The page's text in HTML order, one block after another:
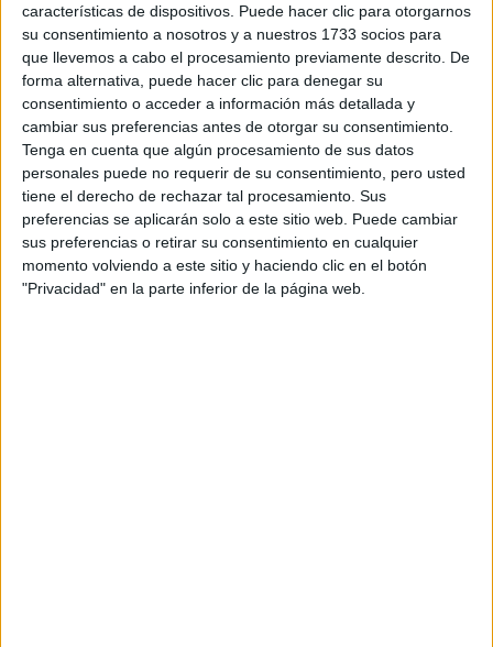
características de dispositivos. Puede hacer clic para otorgarnos
su consentimiento a nosotros y a nuestros 1733 socios para
que llevemos a cabo el procesamiento previamente descrito. De
forma alternativa, puede hacer clic para denegar su
consentimiento o acceder a información más detallada y
cambiar sus preferencias antes de otorgar su consentimiento.
Tenga en cuenta que algún procesamiento de sus datos
personales puede no requerir de su consentimiento, pero usted
tiene el derecho de rechazar tal procesamiento. Sus
preferencias se aplicarán solo a este sitio web. Puede cambiar
sus preferencias o retirar su consentimiento en cualquier
momento volviendo a este sitio y haciendo clic en el botón
"Privacidad" en la parte inferior de la página web.
¿En qué año terminas (o terminaste) bachillerato o FP?
Soy estudiante de:*
Términos y Condiciones de Uso
Aceptolos Términos y Condicionesde uso*